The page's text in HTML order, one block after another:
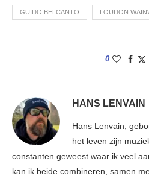
GUIDO BELCANTO LOUDON
0
HANS LENVAIN
Hans Lenvain,
het leven zijn
constanten geweest waar ik veel
kan ik beide combineren, samen